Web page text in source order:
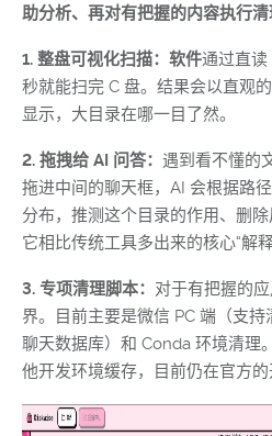
助分析、再对有把握的内容执行清
1. 整盘可视化扫描：软件通过直
秒就能扫完 C 盘。结果会以直观
显示，大目录在哪一目了然。
2. 拖拽给 AI 问答： 遇到看不懂的
拖进中间的聊天框，AI 会根据路
分布，推测这个目录的作用、删
它相比传统工具多出来的核心“解释
3. 专项清理脚本： 对于有把握的
界。目前主要是微信 PC 端（支
聊天数据库）和 Conda 环境清理
他开发环境缓存，目前仍在官方的